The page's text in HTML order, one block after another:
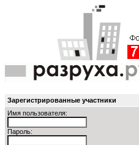
Зарегистрированные участники
Имя пользователя:
Пароль: